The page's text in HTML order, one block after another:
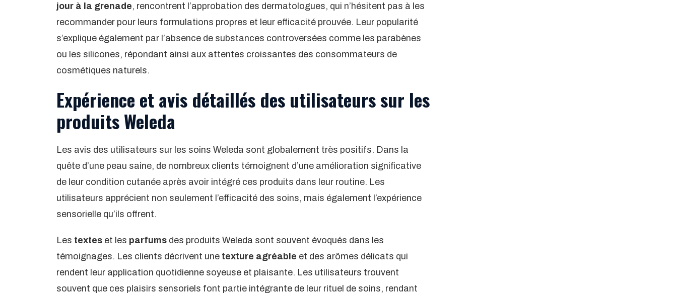
jour à la grenade, rencontrent l’approbation des dermatologues, qui n’hésitent pas à les
recommander pour leurs formulations propres et leur efficacité prouvée. Leur popularité
s’explique également par l’absence de substances controversées comme les parabènes
ou les silicones, répondant ainsi aux attentes croissantes des consommateurs de
cosmétiques naturels.
Expérience et avis détaillés des utilisateurs sur les
produits Weleda
Les avis des utilisateurs sur les soins Weleda sont globalement très positifs. Dans la
quête d’une peau saine, de nombreux clients témoignent d’une amélioration significative
de leur condition cutanée après avoir intégré ces produits dans leur routine. Les
utilisateurs apprécient non seulement l’efficacité des soins, mais également l’expérience
sensorielle qu’ils offrent.
Les textes et les parfums des produits Weleda sont souvent évoqués dans les
témoignages. Les clients décrivent une texture agréable et des arômes délicats qui
rendent leur application quotidienne soyeuse et plaisante. Les utilisateurs trouvent
souvent que ces plaisirs sensoriels font partie intégrante de leur rituel de soins, rendant